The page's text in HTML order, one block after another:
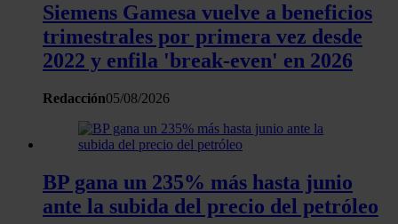
el contenido y los anuncios, ofrecer funciones de redes
sociales y analizar el tráfico. Además, compartimos
información sobre el uso que haga del sitio web con
web, quienes pueden combinarla con otra información
que les haya proporcionado o que hayan recopilado a
partir del uso que haya hecho de sus servicios.
Siemens Gamesa vuelve a beneficios
trimestrales por primera vez desde
2022 y enfila 'break-even' en 2026
Redacción05/08/2026
BP gana un 235% más hasta junio
ante la subida del precio del petróleo